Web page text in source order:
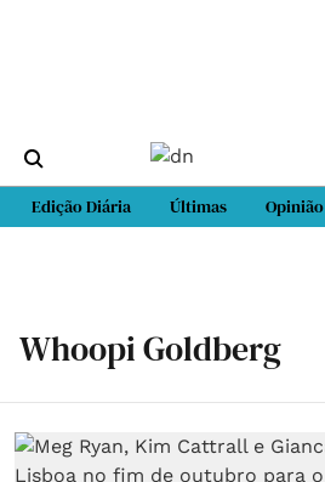
Edição Diária Últimas Opinião
Whoopi Goldberg